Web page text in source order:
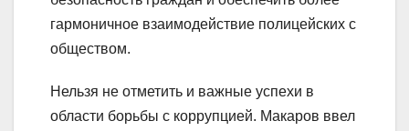
гармоничное взаимодействие полицейских с
обществом.
Нельзя не отметить и важные успехи в
области борьбы с коррупцией. Макаров ввел